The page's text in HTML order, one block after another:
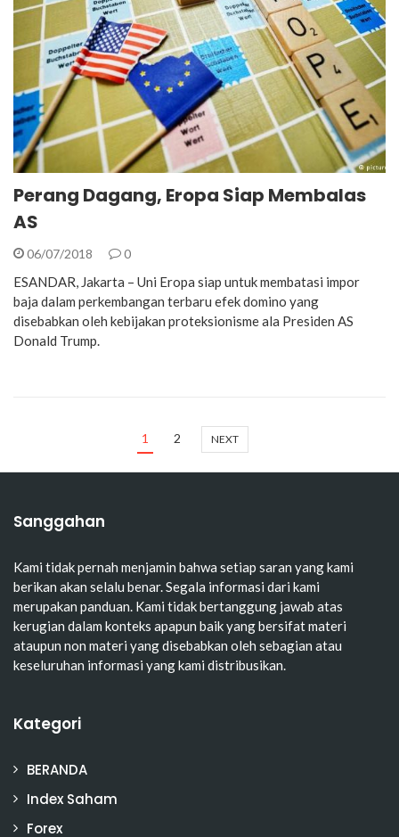
Perang Dagang, Eropa Siap Membalas
AS
06/07/2018 0
ESANDAR, Jakarta – Uni Eropa siap untuk membatasi impor
baja dalam perkembangan terbaru efek domino yang
disebabkan oleh kebijakan proteksionisme ala Presiden AS
Donald Trump.
1 2 NEXT
Sanggahan
Kami tidak pernah menjamin bahwa setiap saran yang kami
berikan akan selalu benar. Segala informasi dari kami
merupakan panduan. Kami tidak bertanggung jawab atas
kerugian dalam konteks apapun baik yang bersifat materi
ataupun non materi yang disebabkan oleh sebagian atau
keseluruhan informasi yang kami distribusikan.
Kategori
BERANDA
Index Saham
Forex